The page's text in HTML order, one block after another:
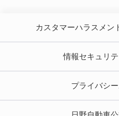
カスタマーハラスメン
情報セキュリ
プライバシ